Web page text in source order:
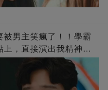
男主笑瘋了！！學霸
，直接演出我精神世